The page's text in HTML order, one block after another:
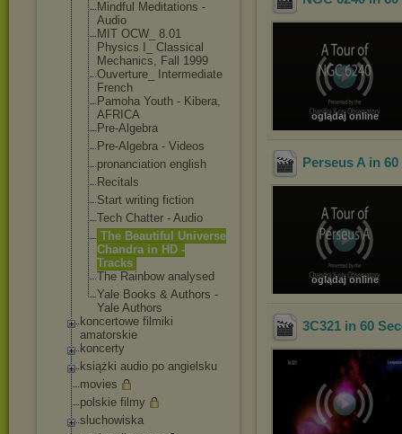
Mindful Meditations -
Audio
MIT OCW_ 8.01
Physics I_ Classical
Mechanics, Fall 1999
Ouverture_ Intermediate
French
Pamoha Youth - Kibera,
AFRICA
Pre-Algebra
Pre-Algebra - Videos
pronanciation english
Recitals
Start writing fiction
Tech Chatter - Audio
The Beautiful Universe
Chandra in HD -
Tracks
The Rainbow analysed
Yale Books & Authors -
Yale Authors
koncertowe filmiki
amatorskie
koncerty
książki audio po angielsku
movies
polskie filmy
sluchowiska
oglądaj online
Perseus A in
oglądaj online
3C321 in 60